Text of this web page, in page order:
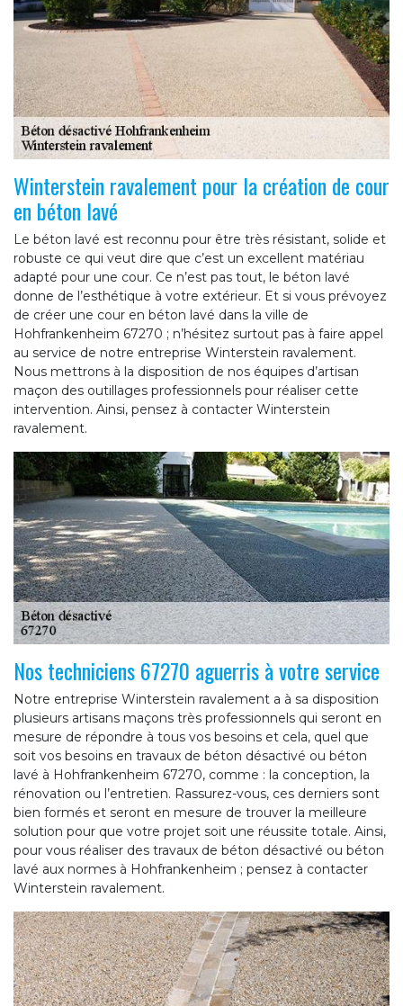
Winterstein ravalement pour la création de cour
en béton lavé
Le béton lavé est reconnu pour être très résistant, solide et
robuste ce qui veut dire que c’est un excellent matériau
adapté pour une cour. Ce n’est pas tout, le béton lavé
donne de l’esthétique à votre extérieur. Et si vous prévoyez
de créer une cour en béton lavé dans la ville de
Hohfrankenheim 67270 ; n’hésitez surtout pas à faire appel
au service de notre entreprise Winterstein ravalement.
Nous mettrons à la disposition de nos équipes d’artisan
maçon des outillages professionnels pour réaliser cette
intervention. Ainsi, pensez à contacter Winterstein
ravalement.
Nos techniciens 67270 aguerris à votre service
Notre entreprise Winterstein ravalement a à sa disposition
plusieurs artisans maçons très professionnels qui seront en
mesure de répondre à tous vos besoins et cela, quel que
soit vos besoins en travaux de béton désactivé ou béton
lavé à Hohfrankenheim 67270, comme : la conception, la
rénovation ou l’entretien. Rassurez-vous, ces derniers sont
bien formés et seront en mesure de trouver la meilleure
solution pour que votre projet soit une réussite totale. Ainsi,
pour vous réaliser des travaux de béton désactivé ou béton
lavé aux normes à Hohfrankenheim ; pensez à contacter
Winterstein ravalement.